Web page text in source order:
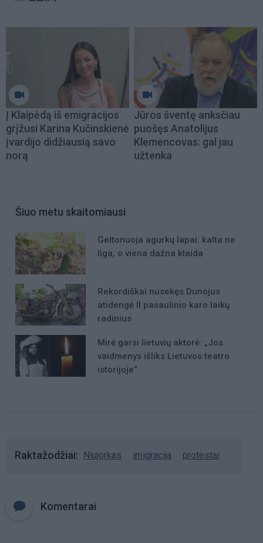
Į Klaipėdą iš emigracijos
grįžusi Karina Kučinskienė
įvardijo didžiausią savo
norą
Jūros šventę anksčiau
puošęs Anatolijus
Klemencovas: gal jau
užtenka
Šiuo metu skaitomiausi
Geltonuoja agurkų lapai: kalta ne
liga, o viena dažna klaida
Rekordiškai nusekęs Dunojus
atidengė II pasaulinio karo laikų
radinius
Mirė garsi lietuvių aktorė: „Jos
vaidmenys išliks Lietuvos teatro
istorijoje“
Raktažodžiai Niujorkas imigracija protestai
Komentarai